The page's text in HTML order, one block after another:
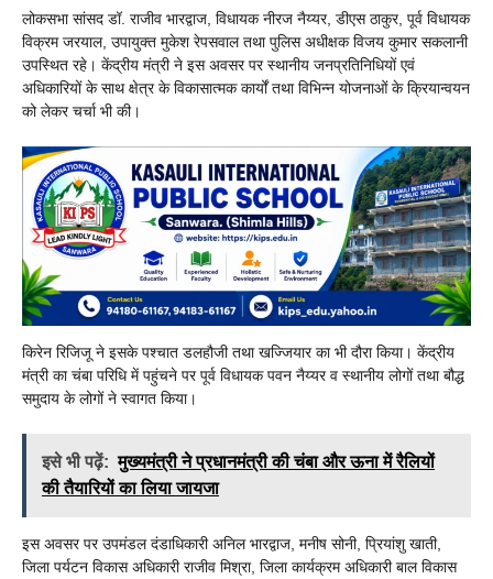
लोकसभा सांसद डॉ. राजीव भारद्वाज, विधायक नीरज नैय्यर, डीएस ठाकुर, पूर्व विधायक
विक्रम जरयाल, उपायुक्त मुकेश रेपसवाल तथा पुलिस अधीक्षक विजय कुमार सकलानी
उपस्थित रहे। केंद्रीय मंत्री ने इस अवसर पर स्थानीय जनप्रतिनिधियों एवं
अधिकारियों के साथ क्षेत्र के विकासात्मक कार्यों तथा विभिन्न योजनाओं के क्रियान्वयन
को लेकर चर्चा भी की।
किरेन रिजिजू ने इसके पश्चात डलहौजी तथा खज्जियार का भी दौरा किया। केंद्रीय
मंत्री का चंबा परिधि में पहुंचने पर पूर्व विधायक पवन नैय्यर व स्थानीय लोगों तथा बौद्ध
समुदाय के लोगों ने स्वागत किया।
इसे भी पढ़ें: मुख्यमंत्री ने प्रधानमंत्री की चंबा और ऊना में रैलियों
की तैयारियों का लिया जायजा
इस अवसर पर उपमंडल दंडाधिकारी अनिल भारद्वाज, मनीष सोनी, प्रियांशु खाती,
जिला पर्यटन विकास अधिकारी राजीव मिश्रा, जिला कार्यक्रम अधिकारी बाल विकास